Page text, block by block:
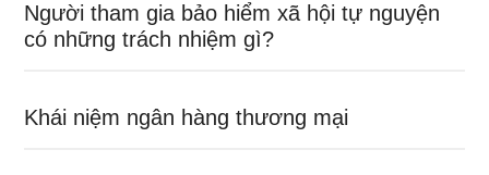
Người tham gia bảo hiểm xã hội tự nguyện
có những trách nhiệm gì?
Khái niệm ngân hàng thương mại